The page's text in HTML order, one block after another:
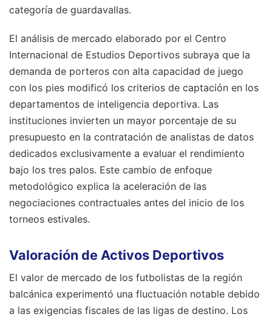
categoría de guardavallas.
El análisis de mercado elaborado por el Centro
Internacional de Estudios Deportivos subraya que la
demanda de porteros con alta capacidad de juego
con los pies modificó los criterios de captación en los
departamentos de inteligencia deportiva. Las
instituciones invierten un mayor porcentaje de su
presupuesto en la contratación de analistas de datos
dedicados exclusivamente a evaluar el rendimiento
bajo los tres palos. Este cambio de enfoque
metodológico explica la aceleración de las
negociaciones contractuales antes del inicio de los
torneos estivales.
Valoración de Activos Deportivos
El valor de mercado de los futbolistas de la región
balcánica experimentó una fluctuación notable debido
a las exigencias fiscales de las ligas de destino. Los